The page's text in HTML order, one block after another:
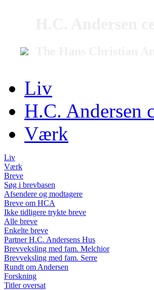
Liv
H.C. Andersen
Værk
Liv
Værk
Breve
Søg i brevbasen
Afsendere og modtagere
Breve om HCA
Ikke tidligere trykte breve
Alle breve
Enkelte breve
Partner H.C. Andersens Hus
Brevveksling med fam. Melchior
Brevveksling med fam. Serre
Rundt om Andersen
Forskning
Titler oversat